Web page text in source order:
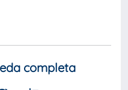
completa